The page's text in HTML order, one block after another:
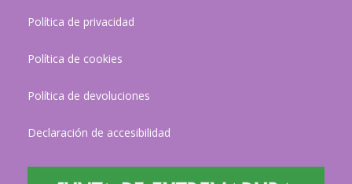
Política de privacidad
Política de cookies
Política de devoluciones
Declaración de accesibilidad